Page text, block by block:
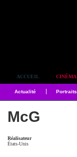
ACCUEIL CINÉMA
Actualité Portraits
McG
Réalisateur
États-Unis